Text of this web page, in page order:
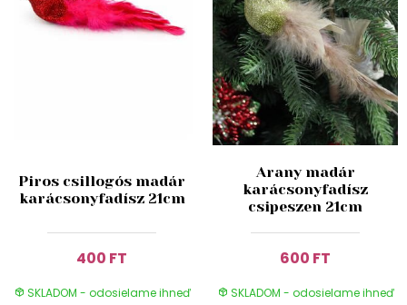
Piros csillogós madár
karácsonyfadísz 21cm
400 FT
SKLADOM - odosielame ihneď
Arany madár
karácsonyfadísz
csipeszen 21cm
600 FT
SKLADOM - odosielame ihneď